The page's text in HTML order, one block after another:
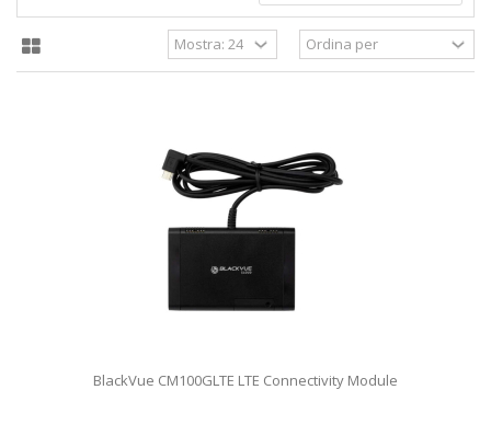
BlackVue CM100GLTE LTE Connectivity Module